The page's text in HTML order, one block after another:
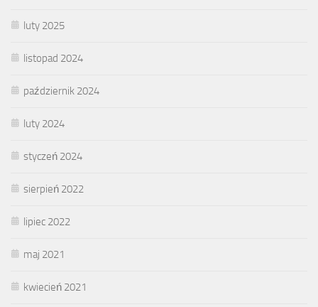
luty 2025
listopad 2024
październik 2024
luty 2024
styczeń 2024
sierpień 2022
lipiec 2022
maj 2021
kwiecień 2021